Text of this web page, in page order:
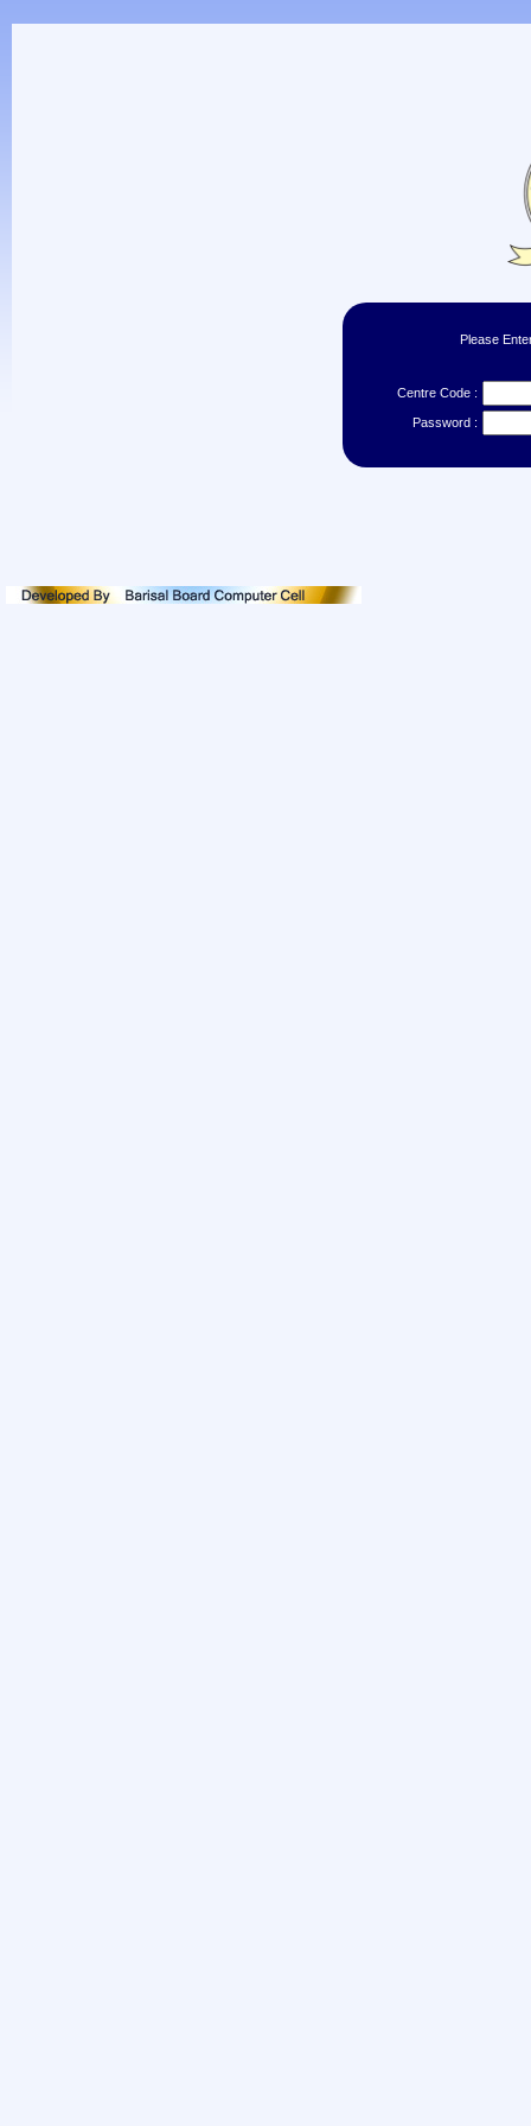
Please
Centre Code :
Password :